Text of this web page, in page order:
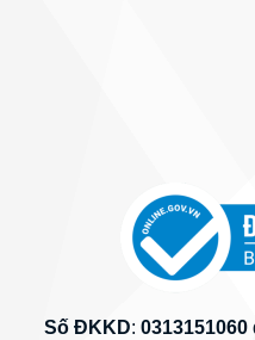
Số ĐKKD: 0313151060